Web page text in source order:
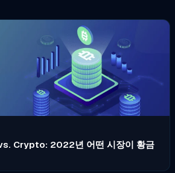
Crypto: 2022년 어떤 시장이 황금